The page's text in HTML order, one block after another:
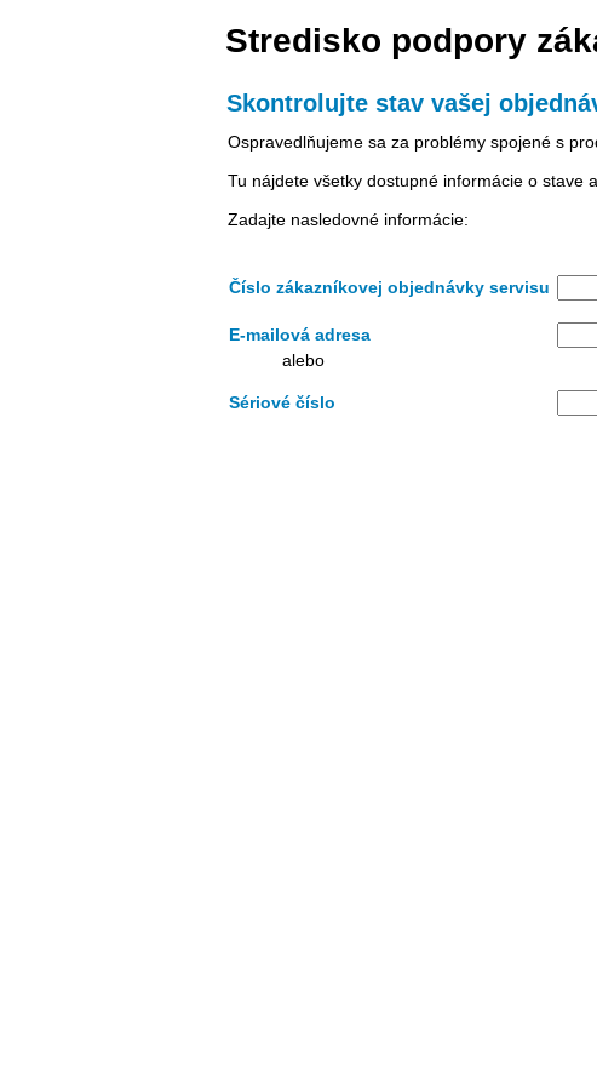
Stredisko podpory
Skontrolujte stav vašej
Ospravedlňujeme sa za problémy spojené s
Tu nájdete všetky dostupné informácie o stave
Zadajte nasledovné informácie:
Číslo zákazníkovej objednávky servisu
E-mailová adresa
alebo
Sériové číslo